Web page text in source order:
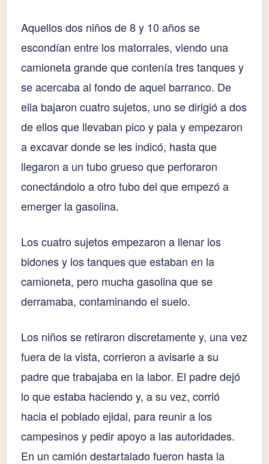
Aquellos dos niños de 8 y 10 años se
escondían entre los matorrales, viendo una
camioneta grande que contenía tres tanques y
se acercaba al fondo de aquel barranco. De
ella bajaron cuatro sujetos, uno se dirigió a dos
de ellos que llevaban pico y pala y empezaron
a excavar donde se les indicó, hasta que
llegaron a un tubo grueso que perforaron
conectándolo a otro tubo del que empezó a
emerger la gasolina.
Los cuatro sujetos empezaron a llenar los
bidones y los tanques que estaban en la
camioneta, pero mucha gasolina que se
derramaba, contaminando el suelo.
Los niños se retiraron discretamente y, una vez
fuera de la vista, corrieron a avisarle a su
padre que trabajaba en la labor. El padre dejó
lo que estaba haciendo y, a su vez, corrió
hacia el poblado ejidal, para reunir a los
campesinos y pedir apoyo a las autoridades.
En un camión destartalado fueron hasta la